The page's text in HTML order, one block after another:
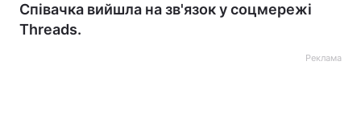
Співачка вийшла на зв'язок у соцмережі
Threads.
Реклама